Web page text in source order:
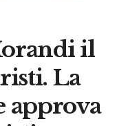
il
La
approva